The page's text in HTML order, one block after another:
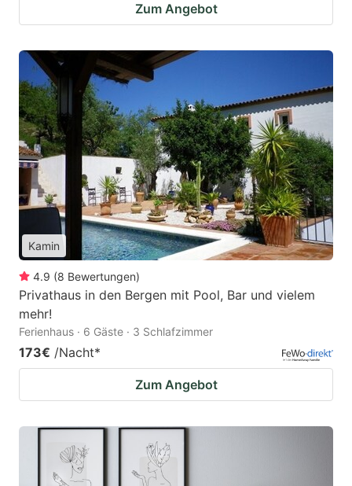
Zum Angebot
Kamin
4.9 (8 Bewertungen)
Privathaus in den Bergen mit Pool, Bar und vielem
mehr!
Ferienhaus · 6 Gäste · 3 Schlafzimmer
173€ /Nacht*
Zum Angebot